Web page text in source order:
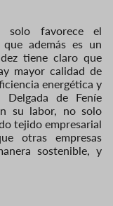
solo favorece el
además es un
tiene claro que
mayor calidad de
energética y
de Feníe
su labor, no solo
tejido empresarial
otras empresas
sostenible, y